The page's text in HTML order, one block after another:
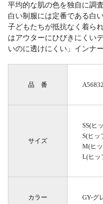
平均的な肌の色を独自に調
白い制服には定番である白
子どもたちが抵抗なく着ら
はアウターにひびきにくい
いのに透けにくい」インナ
品 番
サイズ
SS(ヒ
S(ヒッ
M(ヒ
L(ヒッ
カラー GY-グ